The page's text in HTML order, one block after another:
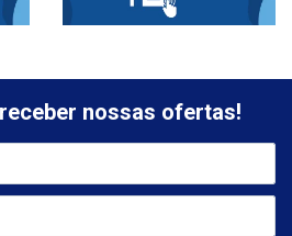
nossas ofertas!